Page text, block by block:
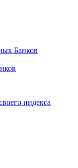
Банков
индекса